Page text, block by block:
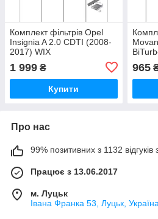
Комплект фільтрів Opel
Insignia A 2.0 CDTI (2008-
2017) WIX
1 999 ₴
Купити
965
Про нас
99% позитивних з 1132 відгуків
Працює з 13.06.2017
м. Луцьк
Івана Франка 53, Луцьк, Україна